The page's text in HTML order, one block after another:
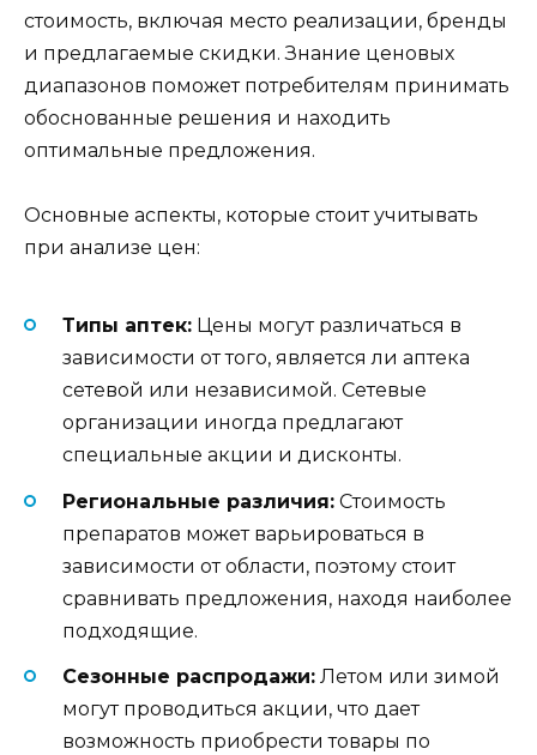
стоимость, включая место реализации, бренды
и предлагаемые скидки. Знание ценовых
диапазонов поможет потребителям принимать
обоснованные решения и находить
оптимальные предложения.
Основные аспекты, которые стоит учитывать
при анализе цен:
Типы аптек: Цены могут различаться в
зависимости от того, является ли аптека
сетевой или независимой. Сетевые
организации иногда предлагают
специальные акции и дисконты.
Региональные различия: Стоимость
препаратов может варьироваться в
зависимости от области, поэтому стоит
сравнивать предложения, находя наиболее
подходящие.
Сезонные распродажи: Летом или зимой
могут проводиться акции, что дает
возможность приобрести товары по